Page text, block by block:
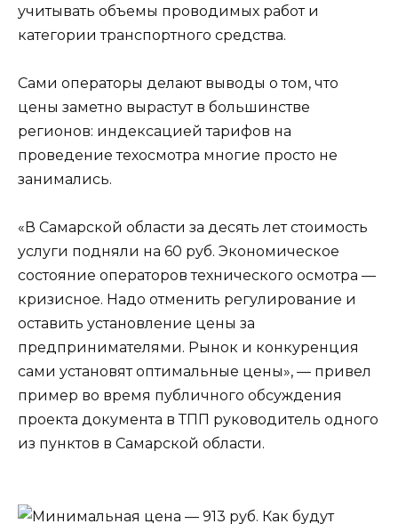
учитывать объемы проводимых работ и
категории транспортного средства.
Сами операторы делают выводы о том, что
цены заметно вырастут в большинстве
регионов: индексацией тарифов на
проведение техосмотра многие просто не
занимались.
«В Самарской области за десять лет стоимость
услуги подняли на 60 руб. Экономическое
состояние операторов технического осмотра —
кризисное. Надо отменить регулирование и
оставить установление цены за
предпринимателями. Рынок и конкуренция
сами установят оптимальные цены», — привел
пример во время публичного обсуждения
проекта документа в ТПП руководитель одного
из пунктов в Самарской области.